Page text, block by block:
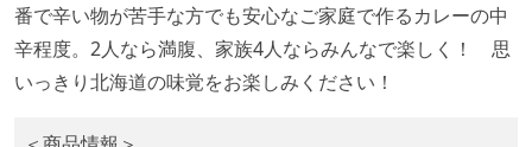
番で辛い物が苦手な方でも安心なご家庭で作るカレーの中
辛程度。2人なら満腹、家族4人ならみんなで楽しく！ 思
いっきり北海道の味覚をお楽しみください！